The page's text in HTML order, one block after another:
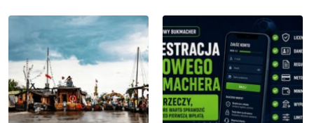
Przestrzeni Bez
Kosztownego Remontu
dla siebie